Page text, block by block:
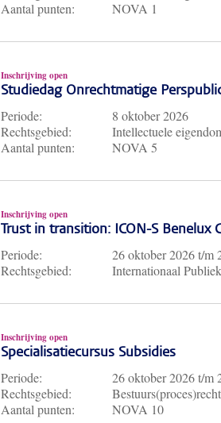
Aantal punten:
NOVA 1
Inschrijving open
Studiedag Onrechtmatige
Periode:
8 oktober 2026
Rechtsgebied:
Intellectuele
Aantal punten:
NOVA 5
Inschrijving open
Trust in transition: ICON-S Benelux
Periode: 26 oktober 2026t/m
Rechtsgebied:
Internationaal
Inschrijving open
Specialisatiecursus Subsidies
Periode: 26 oktober 2026t/m
Rechtsgebied:
Aantal punten:
NOVA 10